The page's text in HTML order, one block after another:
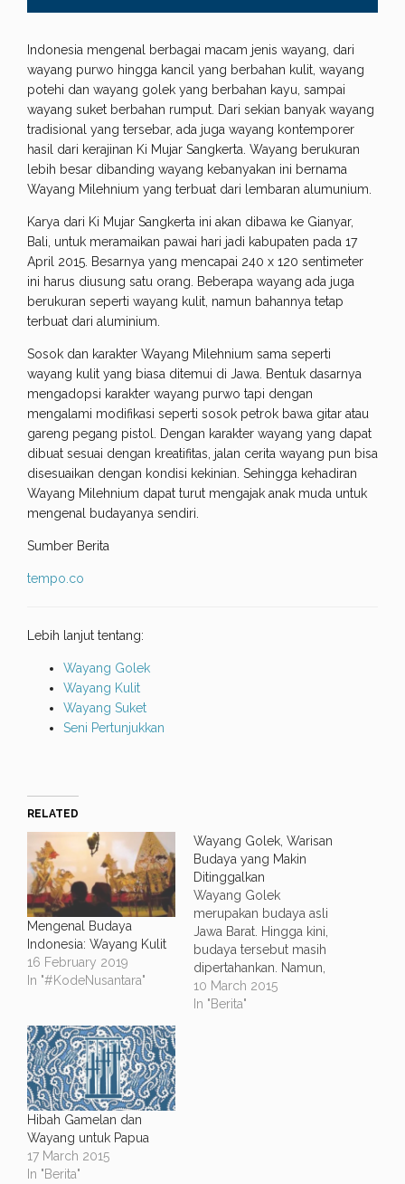
Indonesia mengenal berbagai macam jenis wayang, dari
wayang purwo hingga kancil yang berbahan kulit, wayang
potehi dan wayang golek yang berbahan kayu, sampai
wayang suket berbahan rumput. Dari sekian banyak wayang
tradisional yang tersebar, ada juga wayang kontemporer
hasil dari kerajinan Ki Mujar Sangkerta. Wayang berukuran
lebih besar dibanding wayang kebanyakan ini bernama
Wayang Milehnium yang terbuat dari lembaran alumunium.
Karya dari Ki Mujar Sangkerta ini akan dibawa ke Gianyar,
Bali, untuk meramaikan pawai hari jadi kabupaten pada 17
April 2015. Besarnya yang mencapai 240 x 120 sentimeter
ini harus diusung satu orang. Beberapa wayang ada juga
berukuran seperti wayang kulit, namun bahannya tetap
terbuat dari aluminium.
Sosok dan karakter Wayang Milehnium sama seperti
wayang kulit yang biasa ditemui di Jawa. Bentuk dasarnya
mengadopsi karakter wayang purwo tapi dengan
mengalami modifikasi seperti sosok petrok bawa gitar atau
gareng pegang pistol. Dengan karakter wayang yang dapat
dibuat sesuai dengan kreatifitas, jalan cerita wayang pun bisa
disesuaikan dengan kondisi kekinian. Sehingga kehadiran
Wayang Milehnium dapat turut mengajak anak muda untuk
mengenal budayanya sendiri.
Sumber Berita
tempo.co
Lebih lanjut tentang:
Wayang Golek
Wayang Kulit
Wayang Suket
Seni Pertunjukkan
RELATED
Mengenal Budaya
Indonesia: Wayang Kulit
16 February 2019
In "#KodeNusantara"
Wayang Golek, Warisan
Budaya yang Makin
Ditinggalkan
Wayang Golek
merupakan budaya asli
Jawa Barat. Hingga kini,
budaya tersebut masih
dipertahankan. Namun,
peminat kerajinan
wayang golek semakin
10 March 2015
In "Berita"
Hibah Gamelan dan
Wayang untuk Papua
17 March 2015
In "Berita"